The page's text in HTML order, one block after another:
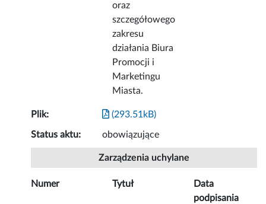
oraz
szczegółowego
zakresu
działania Biura
Promocji i
Marketingu
Miasta.
Plik: (293.51kB)
Status aktu: obowiązujące
Zarządzenia uchylane
Numer Tytuł
Data
podpisania